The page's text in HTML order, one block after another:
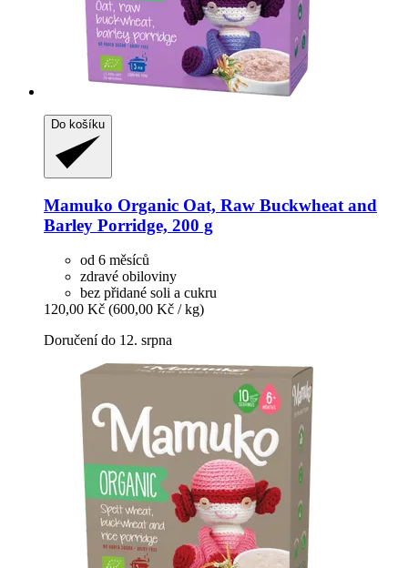
Do košíku
Mamuko Organic Oat, Raw Buckwheat and
Barley Porridge, 200 g
od 6 měsíců
zdravé obiloviny
bez přidané soli a cukru
120,00 Kč (600,00 Kč / kg)
Doručení do 12. srpna